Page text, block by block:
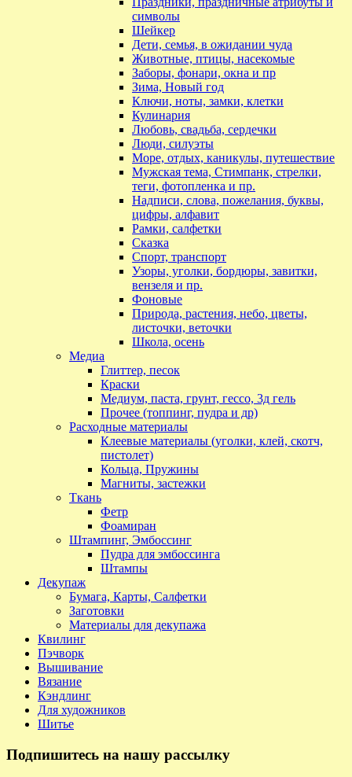
символы
Шейкер
Дети, семья, в ожидании чуда
Животные, птицы, насекомые
Заборы, фонари, окна и пр
Зима, Новый год
Ключи, ноты, замки, клетки
Кулинария
Любовь, свадьба, сердечки
Люди, силуэты
Море, отдых, каникулы, путешествие
Мужская тема, Стимпанк, стрелки,
теги, фотопленка и пр.
Надписи, слова, пожелания, буквы,
цифры, алфавит
Рамки, салфетки
Сказка
Спорт, транспорт
Узоры, уголки, бордюры, завитки,
вензеля и пр.
Фоновые
Природа, растения, небо, цветы,
листочки, веточки
Школа, осень
Медиа
Глиттер, песок
Краски
Медиум, паста, грунт, гессо, 3д гель
Прочее (топпинг, пудра и др)
Расходные материалы
Клеевые материалы (уголки, клей, скотч,
пистолет)
Кольца, Пружины
Магниты, застежки
Ткань
Фетр
Фоамиран
Штампинг, Эмбоссинг
Пудра для эмбоссинга
Штампы
Декупаж
Бумага, Карты, Салфетки
Заготовки
Материалы для декупажа
Квилинг
Пэчворк
Вышивание
Вязание
Кэндлинг
Для художников
Шитье
Подпишитесь на нашу рассылку